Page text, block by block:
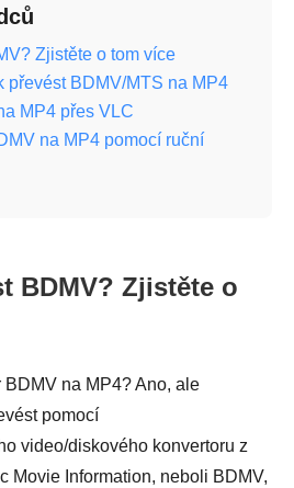
Zjistěte o tom více
převést BDMV/MTS na MP4
MP4 přes VLC
na MP4 pomocí ruční
BDMV? Zjistěte o
BDMV na MP4? Ano, ale
pomocí
video/diskového konvertoru z
Movie Information, neboli BDMV,